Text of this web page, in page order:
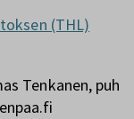
(THL)
Tenkanen, puh